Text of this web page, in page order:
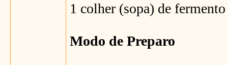
1 colher (sopa) de
Modo de Preparo